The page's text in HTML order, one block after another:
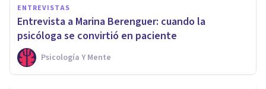
ENTREVISTAS
Entrevista a Marina Berenguer: cuando la
psicóloga se convirtió en paciente
Psicología Y Mente